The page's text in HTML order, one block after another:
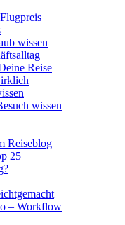
wissen
Reise
wissen
Reiseblog
25
– Workflow